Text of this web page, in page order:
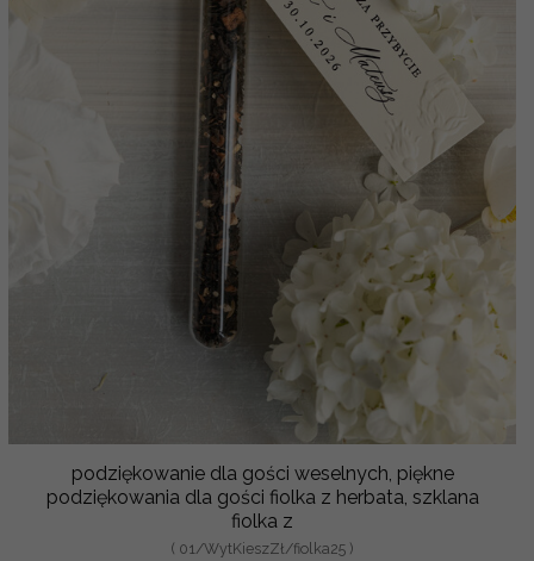
podziękowanie dla gości weselnych, piękne
podziękowania dla gości fiolka z herbata, szklana
fiolka z
( 01/WytKieszZł/fiolka25 )